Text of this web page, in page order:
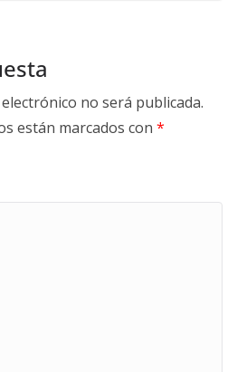
no será publicada.
están marcados con *